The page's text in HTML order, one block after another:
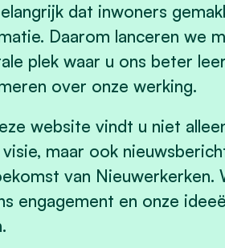
dat inwoners
Daarom lanceren we
plek waar u ons beter
over onze werking.
website vindt u niet
maar ook
van Nieuwerkerken.
engagement en onze